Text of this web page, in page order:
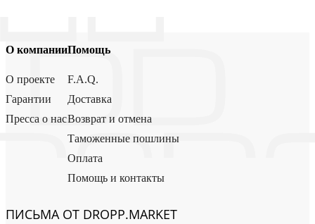
О компании
О проекте
Гарантии
Пресса о нас
Помощь
F.A.Q.
Доставка
Возврат и отмена
Таможенные пошлины
Оплата
Помощь и контакты
ПИСЬМА ОТ DROPP.MARKET